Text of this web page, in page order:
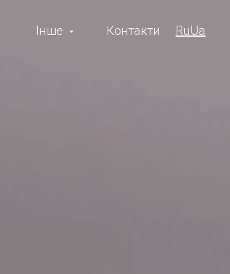
Інше Контакти RuUa